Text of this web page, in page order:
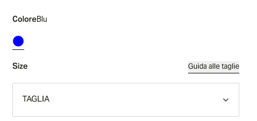
ColoreBlu
Size Guida alle taglie
TAGLIA